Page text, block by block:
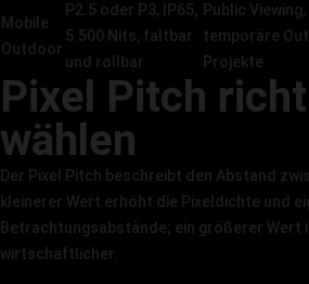
Mobile
Outdoor
P2.5 oder P3, IP65,
5.500 Nits, faltbar
und rollbar
Public
temporäre
Projekte
Pixel Pitch
wählen
Der Pixel Pitch beschreibt den Abstand
kleinerer Wert erhöht die Pixeldichte und
Betrachtungsabstände; ein größerer Wert
wirtschaftlicher.